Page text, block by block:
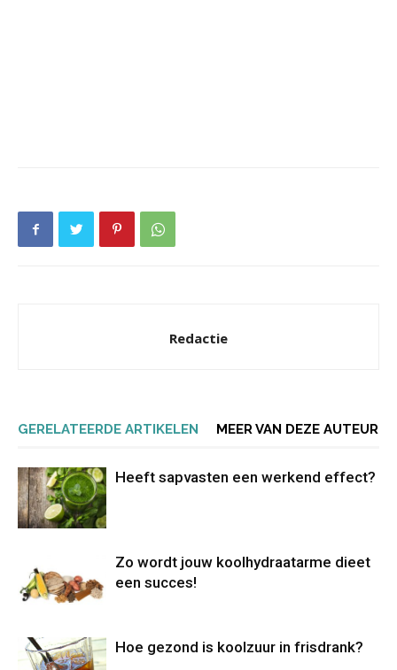
Redactie
GERELATEERDE ARTIKELEN MEER VAN DEZE AUTEUR
Heeft sapvasten een werkend effect?
Zo wordt jouw koolhydraatarme dieet
een succes!
Hoe gezond is koolzuur in frisdrank?